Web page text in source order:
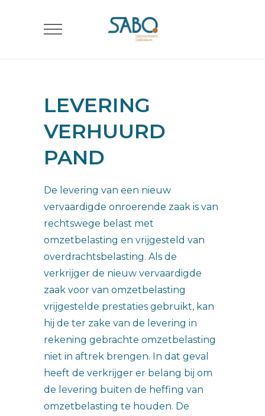
LEVERING
VERHUURD
PAND
De levering van een nieuw
vervaardigde onroerende zaak is van
rechtswege belast met
omzetbelasting en vrijgesteld van
overdrachtsbelasting. Als de
verkrijger de nieuw vervaardigde
zaak voor van omzetbelasting
vrijgestelde prestaties gebruikt, kan
hij de ter zake van de levering in
rekening gebrachte omzetbelasting
niet in aftrek brengen. In dat geval
heeft de verkrijger er belang bij om
de levering buiten de heffing van
omzetbelasting te houden. De